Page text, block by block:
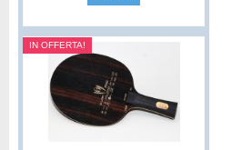
IN OFFERTA!